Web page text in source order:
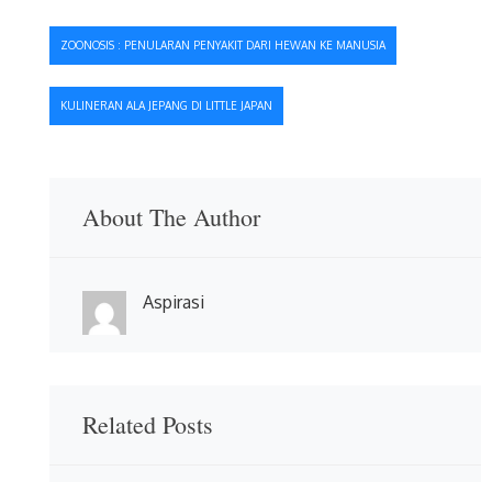
Navigasi
pos
ZOONOSIS : PENULARAN PENYAKIT DARI HEWAN KE MANUSIA
KULINERAN ALA JEPANG DI LITTLE JAPAN
About The Author
Aspirasi
Related Posts